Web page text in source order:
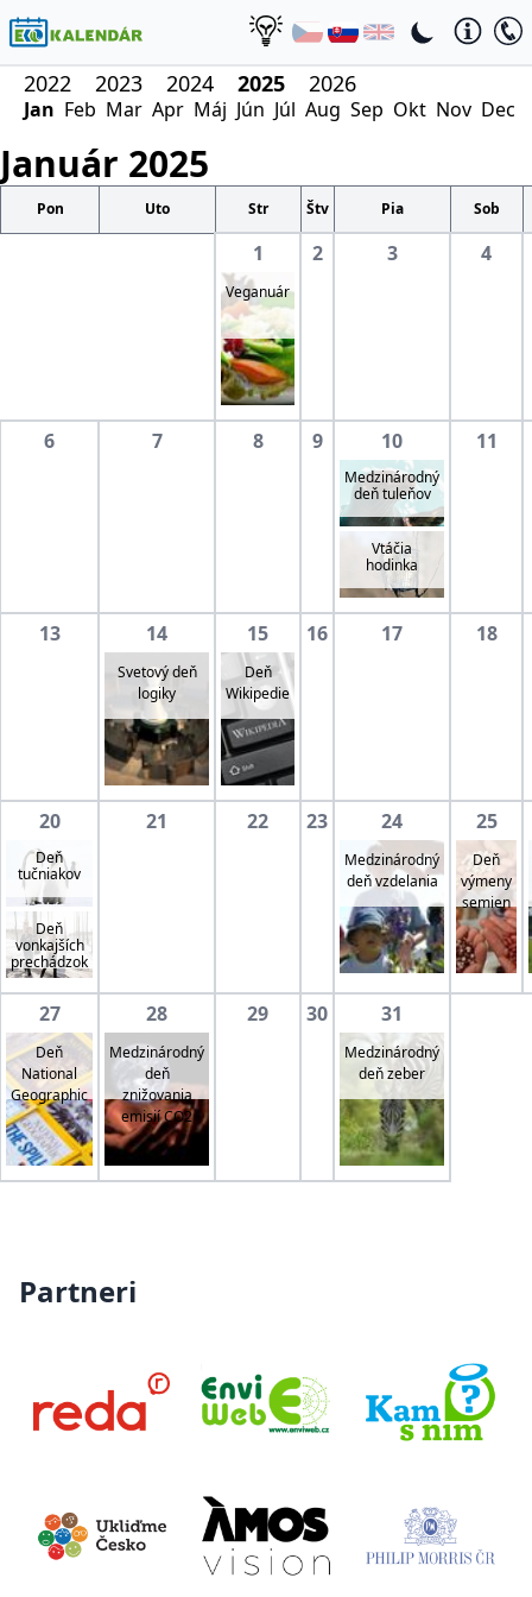
2022 2023 2024 2025 2026
Jan Feb Mar Apr Máj Jún Júl Aug Sep Okt Nov Dec
Január 2025
Pon Uto Str Štv Pia Sob
1
Veganuár
2 3 4
6 7 8 9 10
Medzinárodný
deň tuleňov
Vtáčia
hodinka
11
13 14
Svetový deň
logiky
15
Deň
Wikipedie
16 17 18
20
Deň
tučniakov
Deň
vonkajších
prechádzok
21 22 23 24
Medzinárodný
deň vzdelania
25
Deň
výmeny
semien
27
Deň
National
Geographic
28
Medzinárodný
deň
znižovania
emisií CO2
29 30 31
Medzinárodný
deň zeber
Partneri